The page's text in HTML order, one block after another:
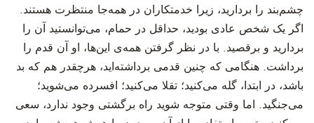
چشم‌بند را بردارید، زیرا خدمتکاران در همه‌جا منتظرت هستند.
اگر یک شخص عادی بودید، حداقل در حمام، می‌توانستید آن را
بردارید و برقصید. با در نظر گرفتن همه‌ی این‌ها، او آن قدم را
برداشت. هنگامی که چنین قدمی برداشته‌اید، هرچقدر هم که بد
باشد، در ابتدا، گله می‌کنید؛ تقلا می‌کنید؛ افسرده می‌شوید؛
می‌جنگید. اما وقتی متوجه شوید راه برگشتی وجود ندارد، سعی